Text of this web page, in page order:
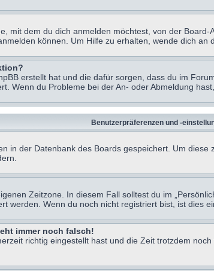
mit dem du dich anmelden möchtest, von der
können. Um Hilfe zu erhalten, wende dich an
erstellt hat und die dafür sorgen, dass du im
Wenn du Probleme bei der An- oder Abmeldung
Benutzerpräferenzen und -
in der Datenbank des Boards gespeichert. Um
Zeitzone. In diesem Fall solltest du im
werden. Wenn du noch nicht registriert bist, ist dies
immer noch falsch!
richtig eingestellt hast und die Zeit trotzdem